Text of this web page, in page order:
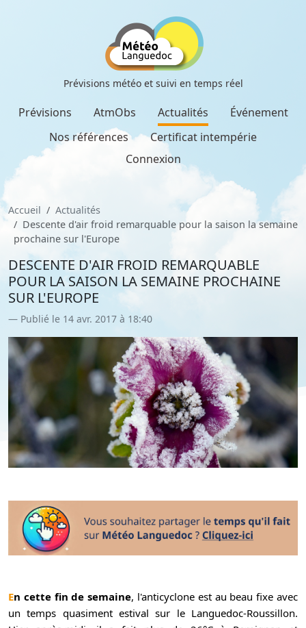
Prévisions météo et suivi en temps réel
Prévisions AtmObs Actualités
Événement
Nos références
Certificat intempérie
Connexion
Accueil
Actualités
Descente d'air froid remarquable pour la saison la semaine
prochaine sur l'Europe
DESCENTE D'AIR FROID REMARQUABLE
POUR LA SAISON LA SEMAINE PROCHAINE
SUR L'EUROPE
Publié le 14 avr. 2017 à 18:40
En cette fin de semaine, l'anticyclone est au beau fixe avec
un temps quasiment estival sur le Languedoc-Roussillon.